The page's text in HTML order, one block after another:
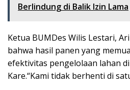
Berlindung di Balik Izin Lama
Ketua BUMDes Wilis Lestari,
bahwa hasil panen yang
efektivitas pengelolaan lahan
Kare.“Kami tidak berhenti di